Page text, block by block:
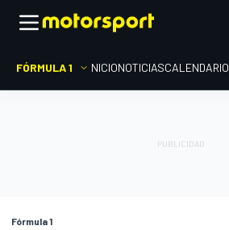
FÓRMULA 1 INICIONOTICIASCALENDARIO
Fórmula 1